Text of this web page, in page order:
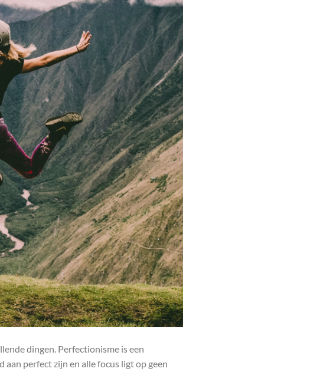
dingen. Perfectionisme is een
perfect zijn en alle focus ligt op geen